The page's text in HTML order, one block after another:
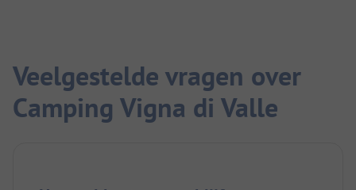
Veelgestelde vragen over
Camping Vigna di Valle